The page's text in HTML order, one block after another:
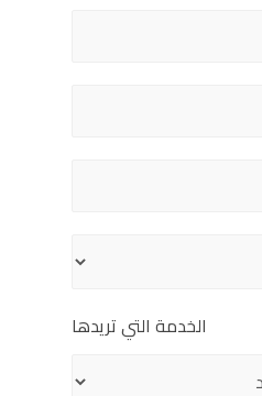
الخدمة التي تريدها